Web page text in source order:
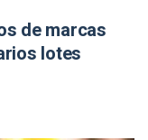
de marcas
lotes